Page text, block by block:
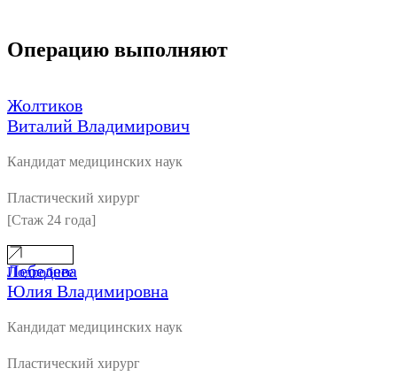
Операцию выполняют
Жолтиков
Виталий Владимирович
Кандидат медицинских наук
Пластический хирург
[Стаж 24 года]
Подробнее
Лебедева
Юлия Владимировна
Кандидат медицинских наук
Пластический хирург